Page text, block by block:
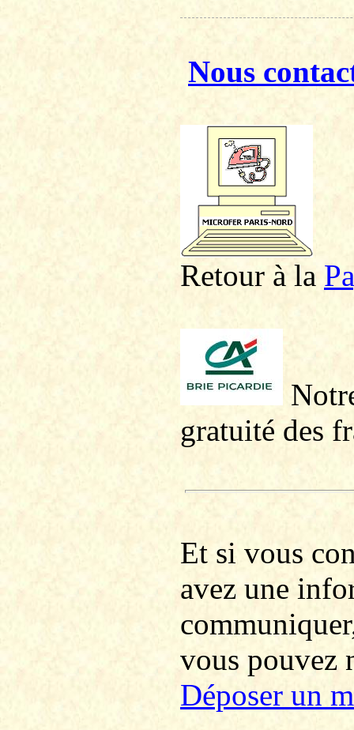
Nous
Retour à la P
gratuité des
Et si vous
avez une
vous pouvez
Déposer un